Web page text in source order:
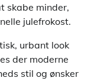
skabe minder,
julefrokost.
urbant look
der moderne
stil og ønsker